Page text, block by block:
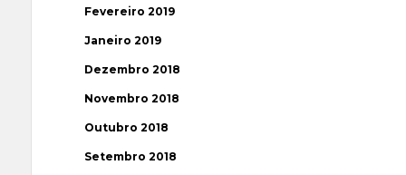
Fevereiro 2019
Janeiro 2019
Dezembro 2018
Novembro 2018
Outubro 2018
Setembro 2018